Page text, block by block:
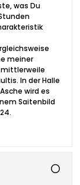
was Du
meiner
mittlerweile
In der Halle
wird es
Saitenbild